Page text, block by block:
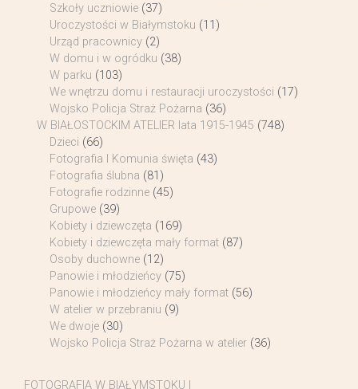
Szkoły uczniowie (37)
Uroczystości w Białymstoku (11)
Urząd pracownicy (2)
W domu i w ogródku (38)
W parku (103)
We wnętrzu domu i restauracji uroczystości (17)
Wojsko Policja Straż Pożarna (36)
W BIAŁOSTOCKIM ATELIER lata 1915-1945 (748)
Dzieci (66)
Fotografia I Komunia święta (43)
Fotografia ślubna (81)
Fotografie rodzinne (45)
Grupowe (39)
Kobiety i dziewczęta (169)
Kobiety i dziewczęta mały format (87)
Osoby duchowne (12)
Panowie i młodzieńcy (75)
Panowie i młodzieńcy mały format (56)
W atelier w przebraniu (9)
We dwoje (30)
Wojsko Policja Straż Pożarna w atelier (36)
FOTOGRAFIA W BIAŁYMSTOKU I